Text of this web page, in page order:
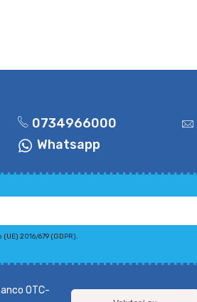
0734966000
Whatsapp
2016/679 (GDPR).
OTC-